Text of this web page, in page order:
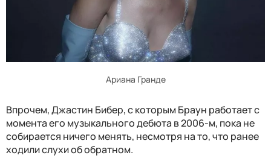
Ариана Гранде
Впрочем, Джастин Бибер, с которым Браун работает с
момента его музыкального дебюта в 2006-м, пока не
собирается ничего менять, несмотря на то, что ранее
ходили слухи об обратном.